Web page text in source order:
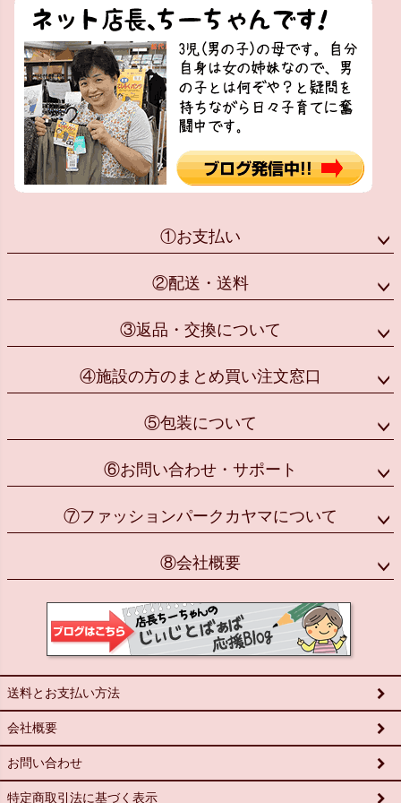
①お支払い
②配送・送料
③返品・交換について
④施設の方のまとめ買い注文窓口
⑤包装について
⑥お問い合わせ・サポート
⑦ファッションパークカヤマについて
⑧会社概要
送料とお支払い方法
会社概要
お問い合わせ
特定商取引法に基づく表示